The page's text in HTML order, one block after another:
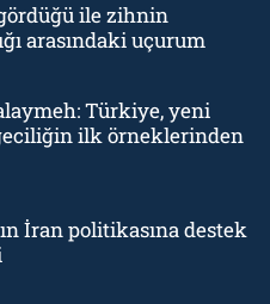
ile zihnin
arasındaki uçurum
Türkiye, yeni
ilk örneklerinden
İran politikasına destek